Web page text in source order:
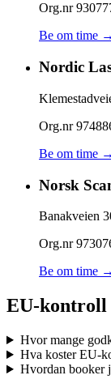
Org.nr
Be om time →
Nordic
Org.nr
Be om time →
Norsk
Banakveien
Org.nr
Be om time →
EU-kontroll
Hvor mange
Hva koster EU-
Hvordan booker